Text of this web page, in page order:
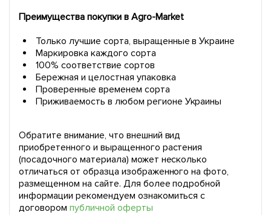
Преимущества покупки в Agro-Market
Только лучшие сорта, выращенные в Украине
Маркировка каждого сорта
100% соответствие сортов
Бережная и целостная упаковка
Проверенные временем сорта
Приживаемость в любом регионе Украины
Обратите внимание, что внешний вид
приобретенного и выращенного растения
(посадочного материала) может несколько
отличаться от образца изображенного на фото,
размещенном на сайте. Для более подробной
информации рекомендуем ознакомиться с
договором публичной оферты